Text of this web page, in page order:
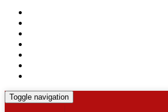
Toggle navigation